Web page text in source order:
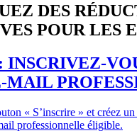
DES
POUR LES
INSCRIVEZ-
MAIL
« S’inscrire » et créez
professionnelle éligible.